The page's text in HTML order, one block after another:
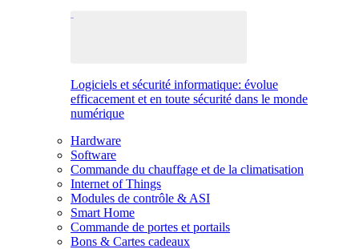
Logiciels et sécurité informatique: évolue
efficacement et en toute sécurité dans le monde
numérique
Hardware
Software
Commande du chauffage et de la climatisation
Internet of Things
Modules de contrôle & ASI
Smart Home
Commande de portes et portails
Bons & Cartes cadeaux